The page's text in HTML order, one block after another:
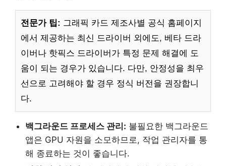
전문가 팁: 그래픽 카드 제조사별 공식 홈페이지
에서 제공하는 최신 드라이버 외에도, 베타 드라
이버나 핫픽스 드라이버가 특정 문제 해결에 도
움이 되는 경우가 있습니다. 다만, 안정성을 최우
선으로 고려해야 할 경우 정식 버전을 권장합니
다.
백그라운드 프로세스 관리: 불필요한 백그라운드
앱은 GPU 자원을 소모하므로, 작업 관리자를 통
해 종료하는 것이 좋습니다.